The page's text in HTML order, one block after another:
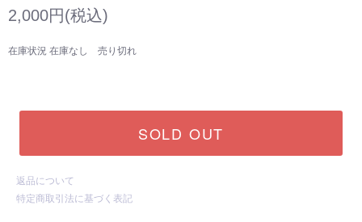
2,000円(税込)
在庫状況 在庫なし 売り切れ
SOLD OUT
返品について
特定商取引法に基づく表記